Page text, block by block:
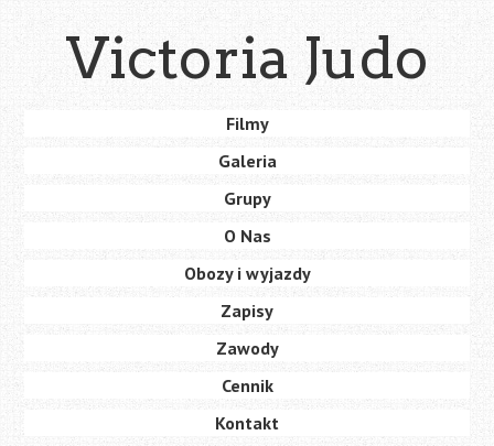
content
Victoria Judo
content
Filmy
Galeria
Grupy
O Nas
Obozy i wyjazdy
Zapisy
Zawody
Cennik
Kontakt